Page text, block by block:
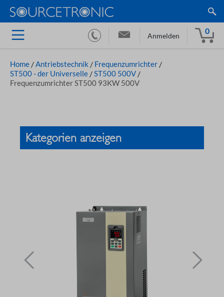
Anmelden
0
Home /Antriebstechnik / Frequenzumrichter /
ST500 - der Universelle /ST500 500V /
Frequenzumrichter ST500 93KW 500V
Kategorien anzeigen